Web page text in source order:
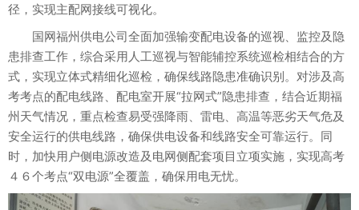
径，实现主配网接线可视化。
国网福州供电公司全面加强输变配电设备的巡视、监控及隐
患排查工作，综合采用人工巡视与智能辅控系统巡检相结合的方
式，实现立体式精细化巡检，确保线路隐患准确识别。对涉及高
考考点的配电线路、配电室开展“拉网式”隐患排查，结合近期福
州天气情况，重点检查易受强降雨、雷电、高温等恶劣天气危及
安全运行的供电线路，确保供电设备和线路安全可靠运行。同
时，加快用户侧电源改造及电网侧配套项目立项实施，实现高考
４６个考点“双电源”全覆盖，确保用电无忧。